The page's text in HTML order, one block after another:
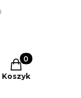
Produkty w
Koszyk